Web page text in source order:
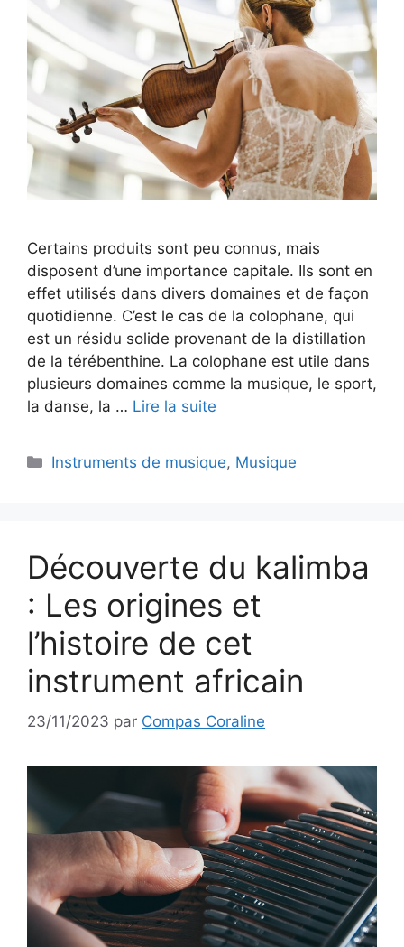
Certains produits sont peu connus, mais
disposent d’une importance capitale. Ils sont en
effet utilisés dans divers domaines et de façon
quotidienne. C’est le cas de la colophane, qui
est un résidu solide provenant de la distillation
de la térébenthine. La colophane est utile dans
plusieurs domaines comme la musique, le sport,
la danse, la … Lire la suite
Catégories
Instruments de musique, Musique
Découverte du kalimba
: Les origines et
l’histoire de cet
instrument africain
23/11/2023 par Compas Coraline